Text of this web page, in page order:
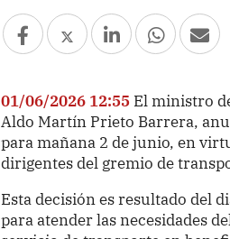
01/06/2026 12:55 El ministro
Aldo Martín Prieto Barrera,
para mañana 2 de junio, en
dirigentes del gremio de
Esta decisión es resultado del
para atender las necesidades